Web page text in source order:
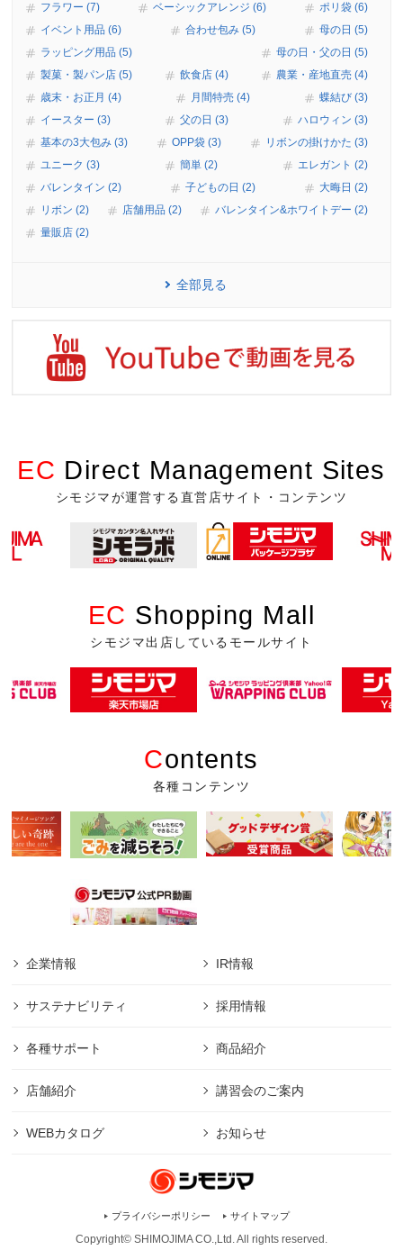
フラワー (7)
ベーシックアレンジ (6)
ポリ袋 (6)
イベント用品 (6)
合わせ包み (5)
母の日 (5)
ラッピング用品 (5)
母の日・父の日 (5)
製菓・製パン店 (5)
飲食店 (4)
農業・産地直売 (4)
歳末・お正月 (4)
月間特売 (4)
蝶結び (3)
イースター (3)
父の日 (3)
ハロウィン (3)
基本の3大包み (3)
OPP袋 (3)
リボンの掛けかた (3)
ユニーク (3)
簡単 (2)
エレガント (2)
バレンタイン (2)
子どもの日 (2)
大晦日 (2)
リボン (2)
店舗用品 (2)
バレンタイン&ホワイトデー (2)
量販店 (2)
全部見る
EC Direct Management Sites
シモジマが運営する直営店サイト・コンテンツ
EC Shopping Mall
シモジマ出店しているモールサイト
Contents
各種コンテンツ
企業情報 IR情報
サステナビリティ 採用情報
各種サポート 商品紹介
店舗紹介 講習会のご案内
WEBカタログ お知らせ
プライバシーポリシー サイトマップ
Copyright© SHIMOJIMA CO.,Ltd. All rights reserved.